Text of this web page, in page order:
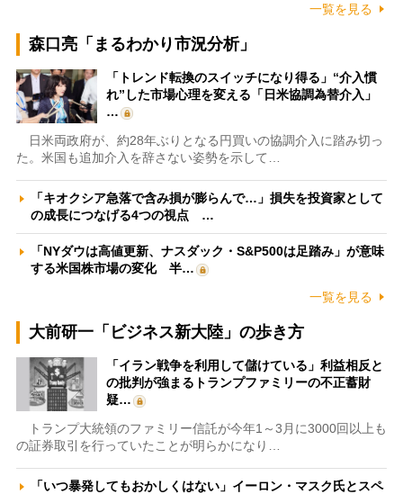
一覧を見る
森口亮「まるわかり市況分析」
「トレンド転換のスイッチになり得る」“介入慣
れ”した市場心理を変える「日米協調為替介入」
…
日米両政府が、約28年ぶりとなる円買いの協調介入に踏み切っ
た。米国も追加介入を辞さない姿勢を示して…
「キオクシア急落で含み損が膨らんで…」損失を投資家として
の成長につなげる4つの視点 …
「NYダウは高値更新、ナスダック・S&P500は足踏み」が意味
する米国株市場の変化 半…
一覧を見る
大前研一「ビジネス新大陸」の歩き方
「イラン戦争を利用して儲けている」利益相反と
の批判が強まるトランプファミリーの不正蓄財
疑…
トランプ大統領のファミリー信託が今年1～3月に3000回以上も
の証券取引を行っていたことが明らかになり…
「いつ暴発してもおかしくはない」イーロン・マスク氏とスペ